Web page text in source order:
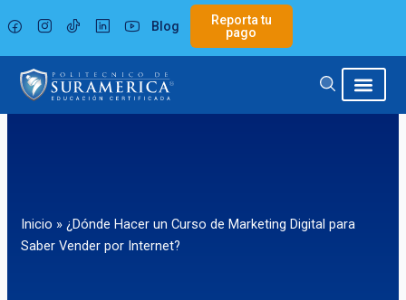
al
contenido
Blog
Reporta tu
pago
Inicio » ¿Dónde Hacer un Curso de Marketing Digital para
Saber Vender por Internet?